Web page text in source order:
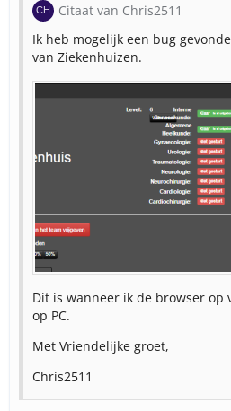
Citaat van Chris2511
Ik heb mogelijk een bug
van Ziekenhuizen.
Dit is wanneer ik de browser op
op PC.
Met Vriendelijke groet,
Chris2511